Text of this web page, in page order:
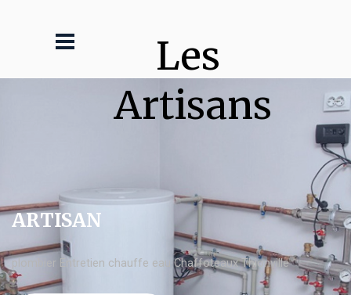
Les
Artisans
ARTISAN
plombier Entretien chauffe eau Chaffoteaux Thionville